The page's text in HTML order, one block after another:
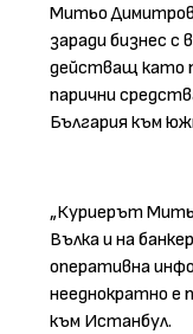
Митьо
заради бизнес с
действащ като
парични
България към
„Куриерът
Вълка и на
оперативна
нееднократно е
към Истанбул.